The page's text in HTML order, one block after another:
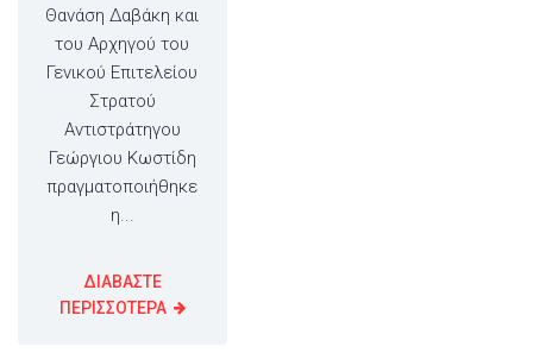
Θανάση Δαβάκη και
του Αρχηγού του
Γενικού Επιτελείου
Στρατού
Αντιστράτηγου
Γεώργιου Κωστίδη
πραγματοποιήθηκε
η...
ΔΙΑΒΑΣΤΕ
ΠΕΡΙΣΣΟΤΕΡΑ